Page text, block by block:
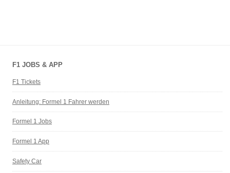
F1 JOBS & APP
F1 Tickets
Anleitung: Formel 1 Fahrer werden
Formel 1 Jobs
Formel 1 App
Safety Car